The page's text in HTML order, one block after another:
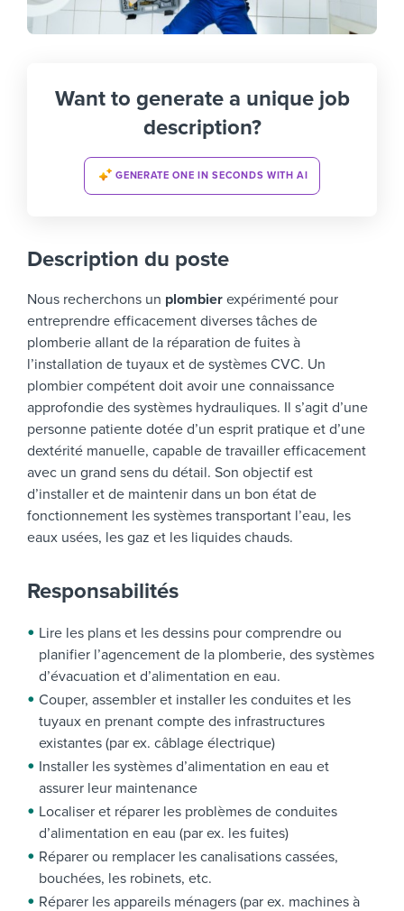
Want to generate a unique job
description?
GENERATE ONE IN SECONDS WITH AI
Description du poste
Nous recherchons un plombier expérimenté pour
entreprendre efficacement diverses tâches de
plomberie allant de la réparation de fuites à
l’installation de tuyaux et de systèmes CVC. Un
plombier compétent doit avoir une connaissance
approfondie des systèmes hydrauliques. Il s’agit d’une
personne patiente dotée d’un esprit pratique et d’une
dextérité manuelle, capable de travailler efficacement
avec un grand sens du détail. Son objectif est
d’installer et de maintenir dans un bon état de
fonctionnement les systèmes transportant l’eau, les
eaux usées, les gaz et les liquides chauds.
Responsabilités
Lire les plans et les dessins pour comprendre ou
planifier l’agencement de la plomberie, des systèmes
d’évacuation et d’alimentation en eau.
Couper, assembler et installer les conduites et les
tuyaux en prenant compte des infrastructures
existantes (par ex. câblage électrique)
Installer les systèmes d’alimentation en eau et
assurer leur maintenance
Localiser et réparer les problèmes de conduites
d’alimentation en eau (par ex. les fuites)
Réparer ou remplacer les canalisations cassées,
bouchées, les robinets, etc.
Réparer les appareils ménagers (par ex. machines à